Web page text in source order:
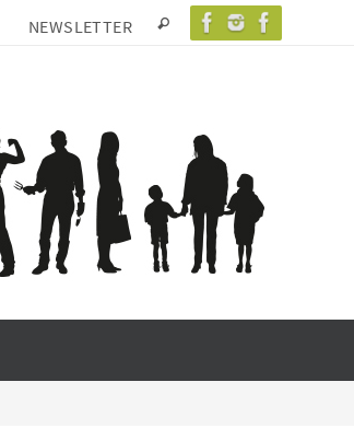
NEWSLETTER